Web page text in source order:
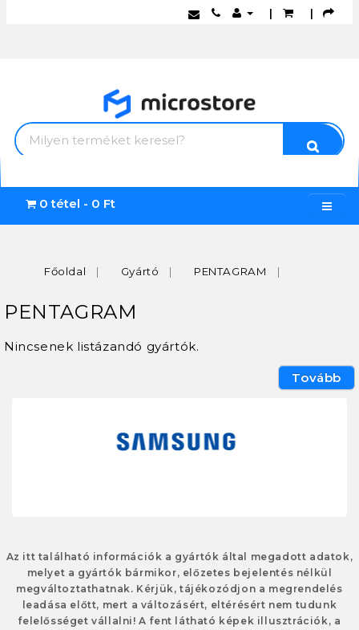
| |
0 tétel - 0 Ft
Főoldal Gyártó PENTAGRAM
PENTAGRAM
Nincsenek listázandó gyártók.
Tovább
Az itt található információk a gyártók által megadott adatok,
melyet a gyártók bármikor, előzetes bejelentés nélkül
megváltoztathatnak. Kérjük, tájékozódjon a megrendelés
leadása előtt, mert a változásért, eltérésért nem tudunk
felelősséget vállalni! A fent látható képek illusztrációk, a